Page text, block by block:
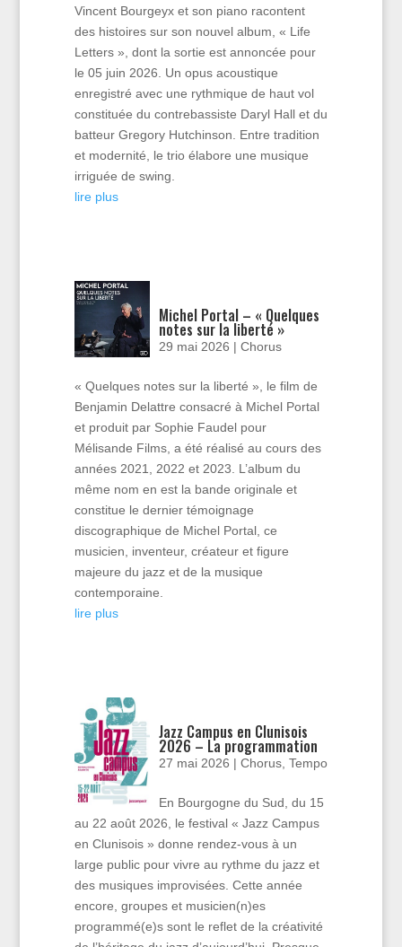
Vincent Bourgeyx et son piano racontent
des histoires sur son nouvel album, « Life
Letters », dont la sortie est annoncée pour
le 05 juin 2026. Un opus acoustique
enregistré avec une rythmique de haut vol
constituée du contrebassiste Daryl Hall et du
batteur Gregory Hutchinson. Entre tradition
et modernité, le trio élabore une musique
irriguée de swing.
lire plus
Michel Portal – « Quelques
notes sur la liberté »
29 mai 2026 |Chorus
« Quelques notes sur la liberté », le film de
Benjamin Delattre consacré à Michel Portal
et produit par Sophie Faudel pour
Mélisande Films, a été réalisé au cours des
années 2021, 2022 et 2023. L’album du
même nom en est la bande originale et
constitue le dernier témoignage
discographique de Michel Portal, ce
musicien, inventeur, créateur et figure
majeure du jazz et de la musique
contemporaine.
lire plus
Jazz Campus en Clunisois
2026 – La programmation
27 mai 2026 |Chorus ,Tempo
En Bourgogne du Sud, du 15
au 22 août 2026, le festival « Jazz Campus
en Clunisois » donne rendez-vous à un
large public pour vivre au rythme du jazz et
des musiques improvisées. Cette année
encore, groupes et musicien(n)es
programmé(e)s sont le reflet de la créativité